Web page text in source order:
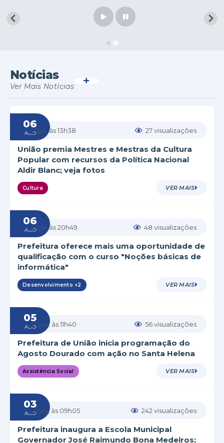
Notícias
Ver Mais Notícias
União premia Mestres e Mestras da Cultura
Popular com recursos da Política Nacional
Aldir Blanc; veja fotos
Qui 13h38
06
AGO
Cultura
27visualizações
VER MAIS
Prefeitura oferece mais uma oportunidade de
qualificação com o curso "Noções básicas de
informática"
Qui 20h49
06
AGO
Desenvolvimento +2
48 visualizações
VER MAIS
Prefeitura de União inicia programação do
Agosto Dourado com ação no Santa Helena
Qua 11h40
05
AGO
Assistência Social
56visualizações
VER MAIS
Prefeitura inaugura a Escola Municipal
Governador José Raimundo Bona Medeiros;
Seg 09h05
03
AGO 242 visualizações